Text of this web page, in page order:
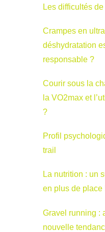
Les difficultés
Crampes en
déshydratation
responsable ?
Courir sous la
la VO2max et
?
Profil
trail
La nutrition : un
en plus de place
Gravel running :
nouvelle